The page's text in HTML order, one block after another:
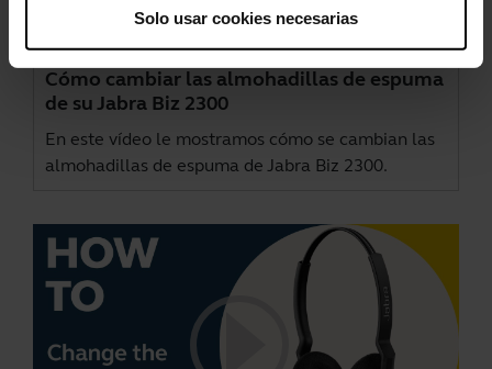
Solo usar cookies necesarias
Cómo cambiar las almohadillas de espuma
de su Jabra Biz 2300
En este vídeo le mostramos cómo se cambian las
almohadillas de espuma de Jabra Biz 2300.